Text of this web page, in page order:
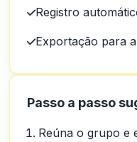
Registro
Exportação para
Passo a passo
Reúna o grupo e